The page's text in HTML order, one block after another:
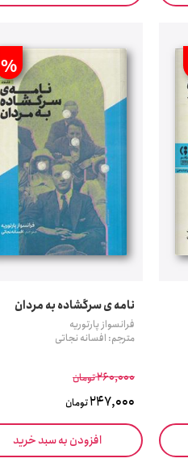
%
نامه ی سرگشاده به مردان
فرانسواز پارتوریه
مترجم: افسانه نجاتی
260,000تومان
247,000تومان
افزودن به سبد خرید